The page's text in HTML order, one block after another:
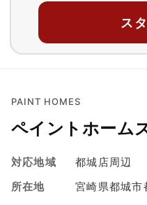
ス
PAINT HOMES
ペイントホーム
対応地域
都城店周辺
所在地
宮崎県都城